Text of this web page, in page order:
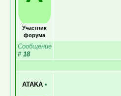
Участник
форума
Сообщение
# 18
ATAKA •